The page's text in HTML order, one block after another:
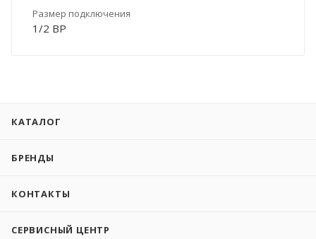
Размер подключения
1/2 ВР
КАТАЛОГ
БРЕНДЫ
КОНТАКТЫ
СЕРВИСНЫЙ ЦЕНТР